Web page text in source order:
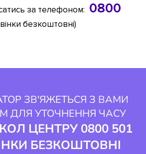
за телефоном: 0800
безкоштовні)
ЗВ'ЯЖЕТЬСЯ З ВАМИ
ДЛЯ УТОЧНЕННЯ ЧАСУ
ЦЕНТРУ 0800 501
БЕЗКОШТОВНІ